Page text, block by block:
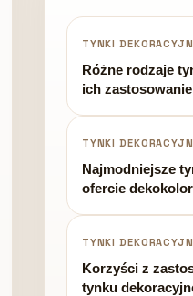
TYNKI
Różne rodzaje
ich zastosowanie
TYNKI
Najmodniejsze
ofercie
TYNKI
Korzyści z
tynku